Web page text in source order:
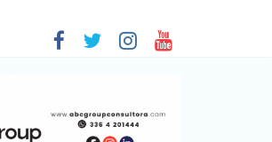
un 5,9% más que en 2025